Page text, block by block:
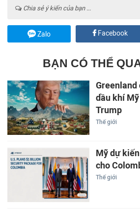
Chia sẻ ý kiến của bạn ...
Zalo Facebook
BẠN CÓ THỂ
Greenland
dầu khí
Trump
Thế giới
Mỹ dự
cho
Thế giới